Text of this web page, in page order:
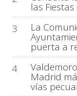
las
3
La
puerta a
4
Madrid
vías